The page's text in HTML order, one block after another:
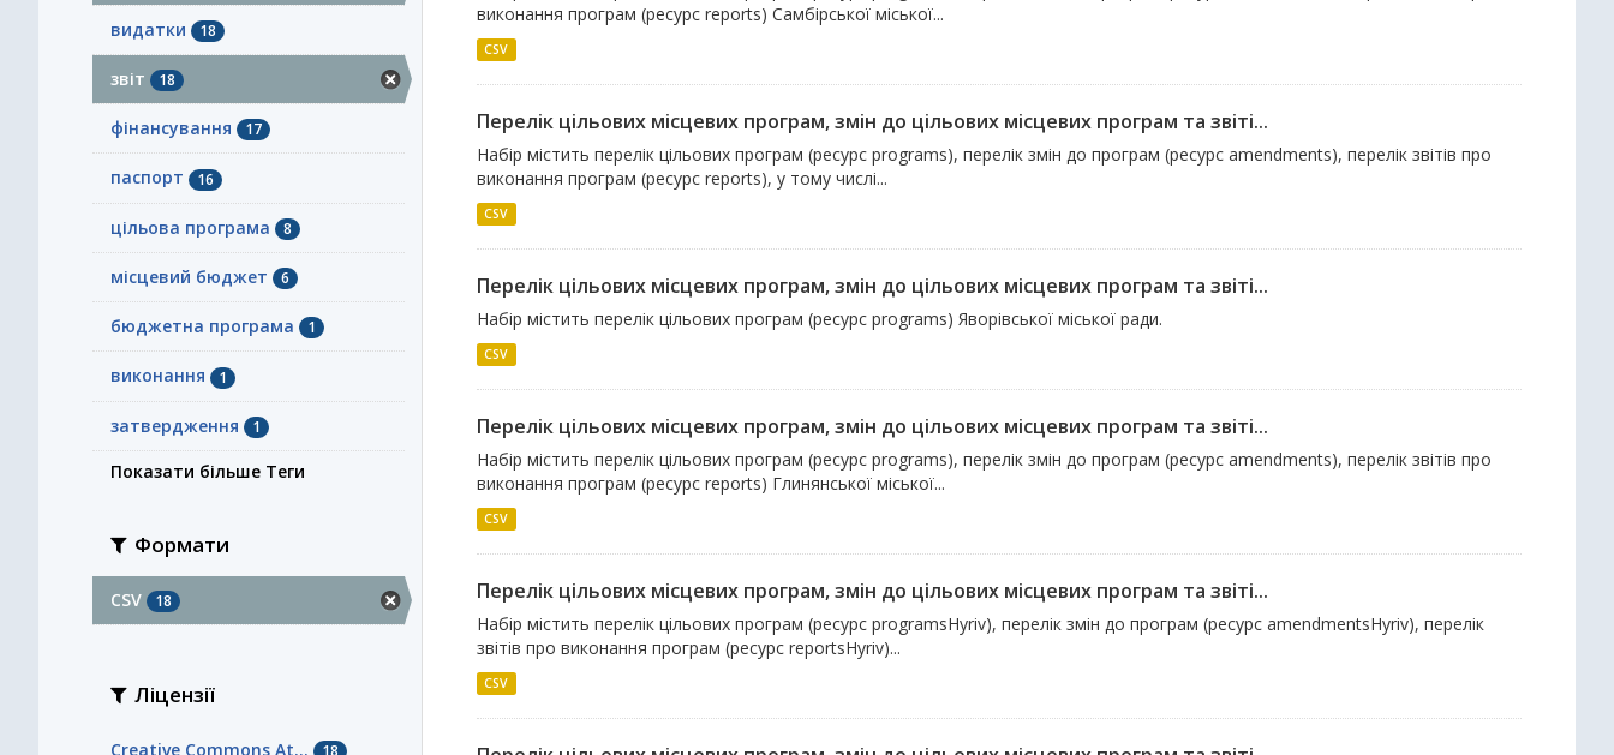
видатки 18
звіт 18
фінансування 17
паспорт 16
цільова програма 8
місцевий бюджет 6
бюджетна програма 1
виконання 1
затвердження 1
Показати більше Теги
Формати
CSV 18
Ліцензії
Creative Commons At...
виконання програм (ресурс reports) Самбірської міської...
CSV
Перелік цільових місцевих програм, змін до цільових місцевих програм та звіті...
Набір містить перелік цільових програм (ресурс programs), перелік змін до програм (ресурс amendments), перелік звітів про
виконання програм (ресурс reports), у тому числі...
CSV
Перелік цільових місцевих програм, змін до цільових місцевих програм та звіті...
Набір містить перелік цільових програм (ресурс programs) Яворівської міської ради.
CSV
Перелік цільових місцевих програм, змін до цільових місцевих програм та звіті...
Набір містить перелік цільових програм (ресурс programs), перелік змін до програм (ресурс amendments), перелік звітів про
виконання програм (ресурс reports) Глинянської міської...
CSV
Перелік цільових місцевих програм, змін до цільових місцевих програм та звіті...
Набір містить перелік цільових програм (ресурс programsHyriv), перелік змін до програм (ресурс amendmentsHyriv), перелік
звітів про виконання програм (ресурс reportsHyriv)...
CSV